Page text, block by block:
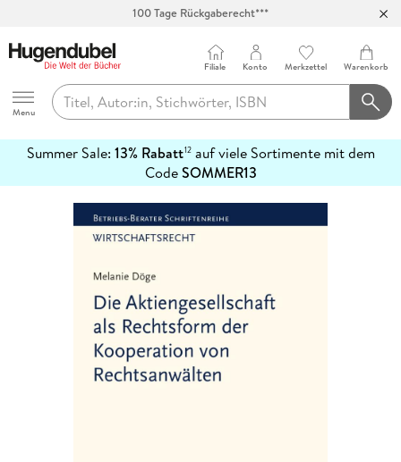
100 Tage Rückgaberecht***
Hugendubel
Menu
Filiale Konto Merkzettel Warenkorb
Summer Sale: 13% Rabatt12auf viele Sortimente mit dem
CodeSOMMER13
erfahren